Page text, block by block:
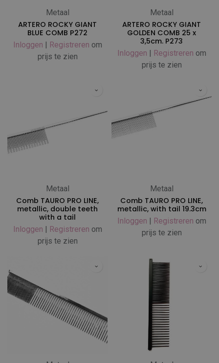
Metaal
ARTERO ROCKY GIANT
BLUE COMB P272
Inloggen | Registreren om
prijs te zien
Metaal
ARTERO ROCKY GIANT
GOLDEN COMB 25 x
3,5cm. P273
Inloggen | Registreren om
prijs te zien
Metaal
Comb TAURO PRO LINE,
metallic, double teeth
with a tail
Inloggen | Registreren om
prijs te zien
Metaal
Comb TAURO PRO LINE,
metallic, with tail 19.3cm
Inloggen | Registreren om
prijs te zien